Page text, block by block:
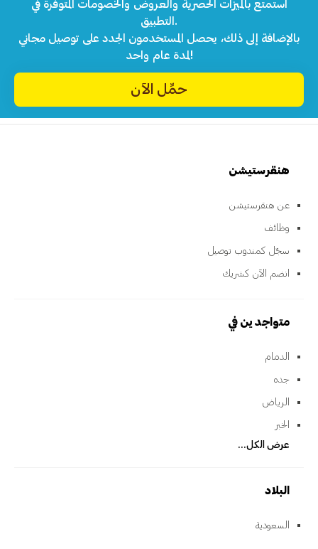
استمتع بالميزات الحصرية والعروض والخصومات المتوفرة في
التطبيق.
بالإضافة إلى ذلك، يحصل المستخدمون الجدد على توصيل مجاني
لمدة عام واحد!
حمِّل الآن
هنقرستيشن
عن هنقرستيشن
وظائف
سجّل كمندوب توصيل
انضم الآن كشريك
متواجدين في
الدمام
جده
الرياض
الخبر
عرض الكل...
البلاد
السعودية